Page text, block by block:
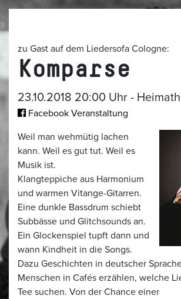
zu Gast auf dem Liedersofa Cologne:
Komparse
23.10.2018 20:00 Uhr -
Facebook Veranstaltung
Weil man wehmütig lachen
kann. Weil es gut tut. Weil es
Musik ist.
Klangteppiche aus Harmonium
und warmen Vitange-Gitarren.
Eine dunkle Bassdrum schiebt
Subbässe und Glitchsounds an.
Ein Glockenspiel tupft dann und
wann Kindheit in die Songs.
Dazu Geschichten in deutscher
Menschen in Cafés erzählen, welche
Tee suchen. Von der Chance einer